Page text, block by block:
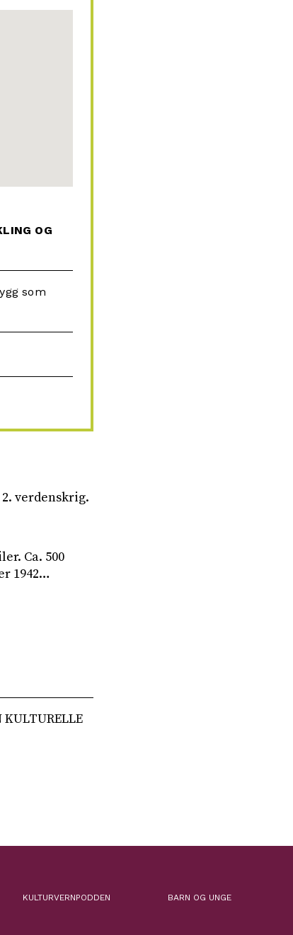
OG
som
verdenskrig.
Ca. 500
1942…
KULTURELLE
KULTURVERNPODDEN BARN OG UNGE